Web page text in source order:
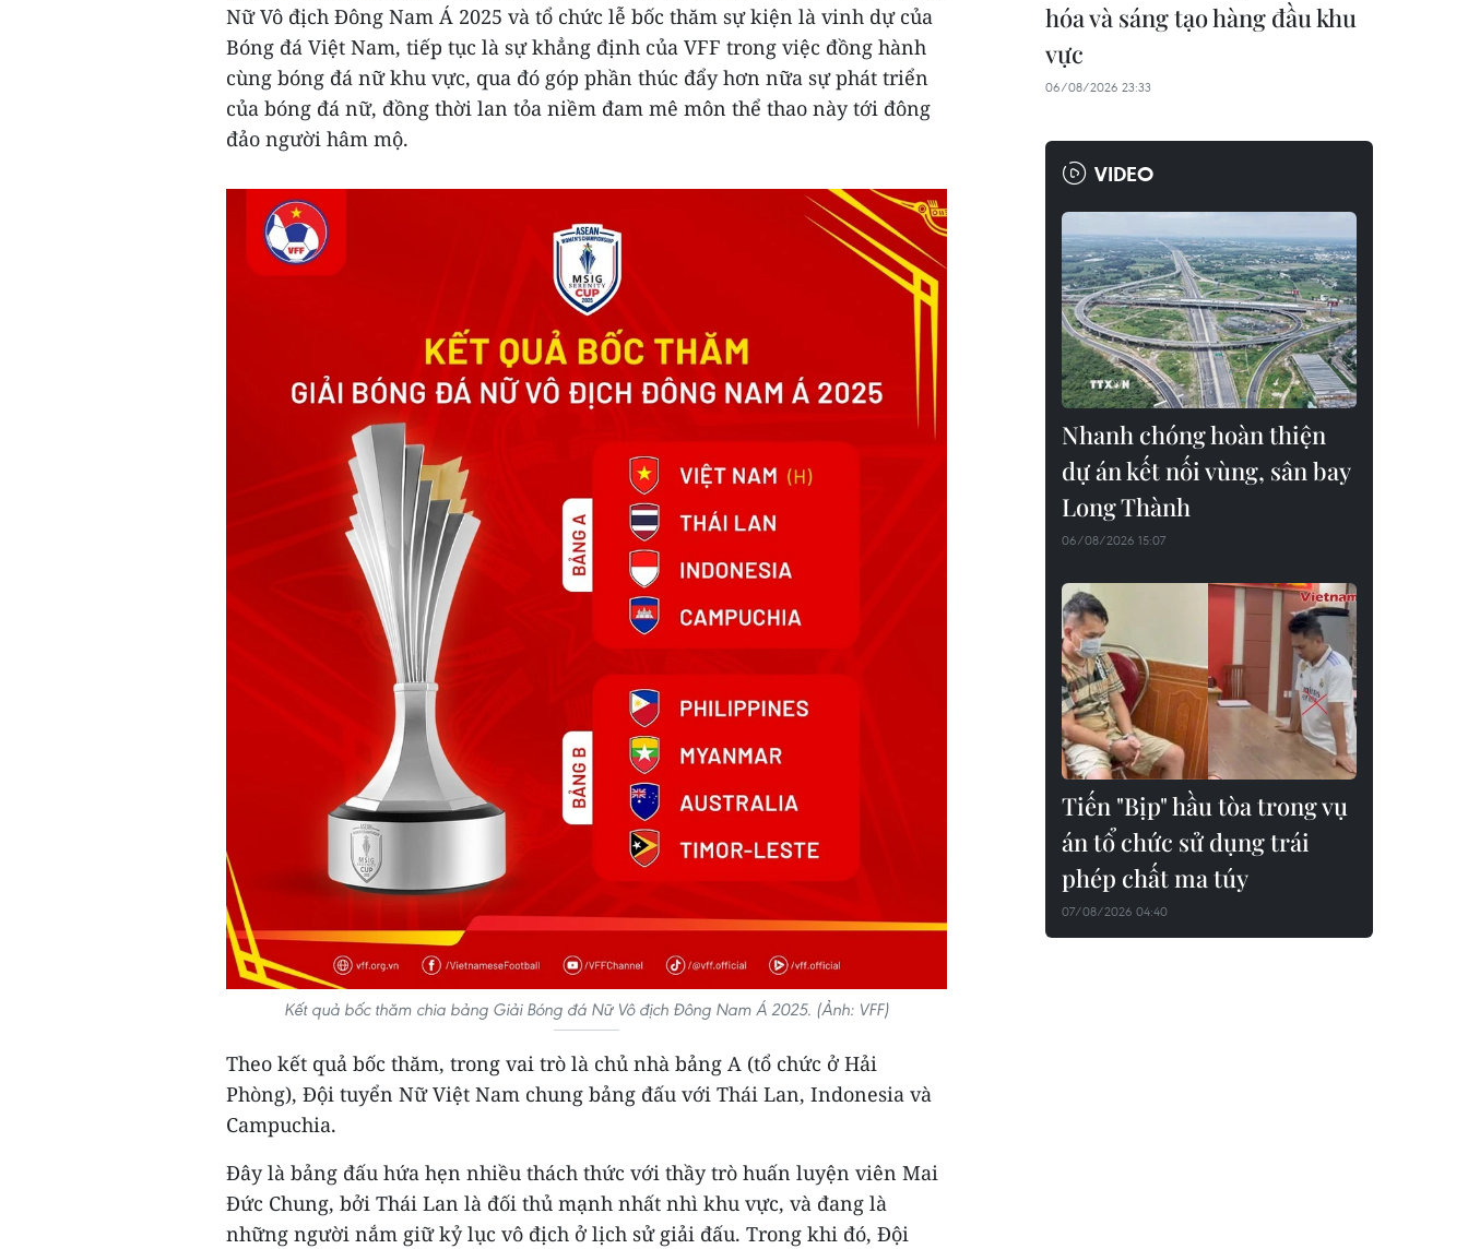
Nữ Vô địch Đông Nam Á 2025 và tổ chức lễ bốc thăm sự kiện là vinh dự của
Bóng đá Việt Nam, tiếp tục là sự khẳng định của VFF trong việc đồng hành
cùng bóng đá nữ khu vực, qua đó góp phần thúc đẩy hơn nữa sự phát triển
của bóng đá nữ, đồng thời lan tỏa niềm đam mê môn thể thao này tới đông
đảo người hâm mộ.
Kết quả bốc thăm chia bảng Giải Bóng đá Nữ Vô địch Đông Nam Á 2025. (Ảnh: VFF)
Theo kết quả bốc thăm, trong vai trò là chủ nhà bảng A (tổ chức ở Hải
Phòng), Đội tuyển Nữ Việt Nam chung bảng đấu với Thái Lan, Indonesia và
Campuchia.
Đây là bảng đấu hứa hẹn nhiều thách thức với thầy trò huấn luyện viên Mai
Đức Chung, bởi Thái Lan là đối thủ mạnh nhất nhì khu vực, và đang là
những người nắm giữ kỷ lục vô địch ở lịch sử giải đấu. Trong khi đó, Đội
hóa và sáng tạo hàng đầu khu
vực
06/08/2026 23:33
VIDEO
Nhanh chóng hoàn thiện
dự án kết nối vùng, sân bay
Long Thành
06/08/2026 15:07
Tiến "Bịp" hầu tòa trong vụ
án tổ chức sử dụng trái
phép chất ma túy
07/08/2026 04:40